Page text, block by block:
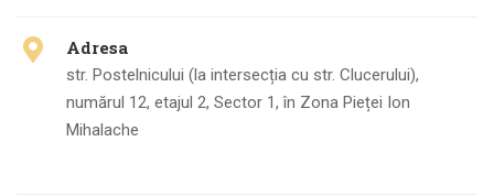
Adresa
str. Postelnicului (la intersecția cu str. Clucerului),
numărul 12, etajul 2, Sector 1, în Zona Pieței Ion
Mihalache